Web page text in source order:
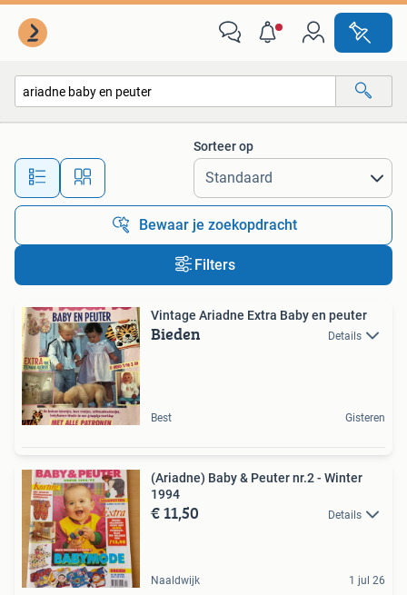
Alle afstanden…
Sorteer op
Bewaar je zoekopdracht
Filters
Vintage Ariadne Extra Baby en peuter
Bieden Details
Best Gisteren
(Ariadne) Baby & Peuter nr.2 - Winter
1994
€ 11,50 Details
Naaldwijk 1 jul 26